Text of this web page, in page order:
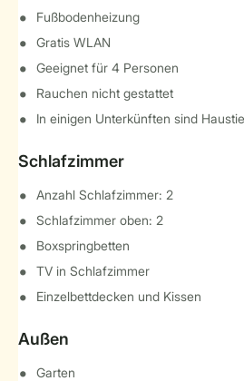
Fußbodenheizung
Gratis WLAN
Geeignet für 4 Personen
Rauchen nicht gestattet
In einigen Unterkünften sind
Schlafzimmer
Anzahl Schlafzimmer: 2
Schlafzimmer oben: 2
Boxspringbetten
TV in Schlafzimmer
Einzelbettdecken und Kissen
Außen
Garten